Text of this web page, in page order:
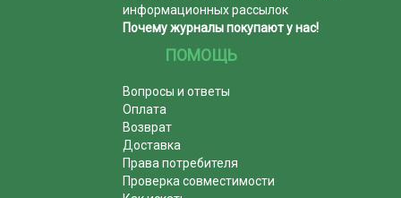
информационных рассылок
Почему журналы покупают у нас!
ПОМОЩЬ
Вопросы и ответы
Оплата
Возврат
Доставка
Права потребителя
Проверка совместимости